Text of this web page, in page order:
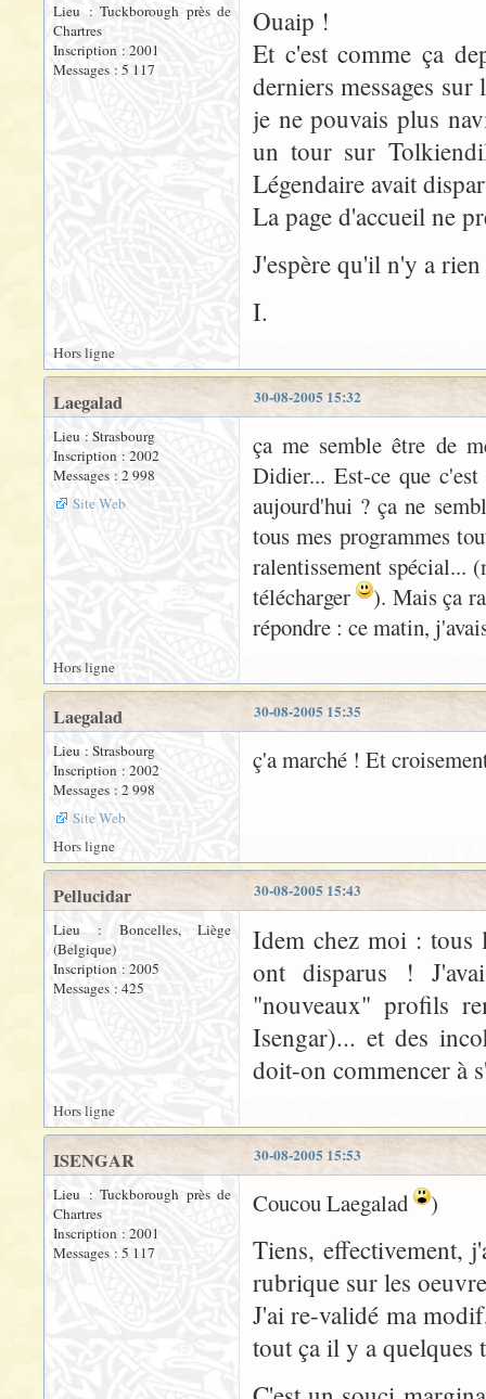
Lieu : Tuckborough près de
Chartres
Inscription : 2001
Messages : 5 117
Ouaip !
Et c'est comme ça
derniers messages
je ne pouvais plus
un tour sur
Légendaire avait
La page d'accueil ne
J'espère qu'il n'y a
I.
Hors ligne
30-08-2005 15:32
Laegalad
Lieu : Strasbourg
Inscription : 2002
Messages : 2 998
Site Web
ça me semble être de
Didier... Est-ce que
aujourd'hui ? ça ne
tous mes programmes
ralentissement spécial...
télécharger ). Mais ça
répondre : ce matin,
Hors ligne
30-08-2005 15:35
Laegalad
Lieu : Strasbourg
Inscription : 2002
Messages : 2 998
Site Web
ç'a marché ! Et
Hors ligne
30-08-2005 15:43
Pellucidar
Lieu : Boncelles, Liège
(Belgique)
Inscription : 2005
Messages : 425
Idem chez moi : tous
ont disparus !
"nouveaux" profils
Isengar)... et des
doit-on commencer à
Hors ligne
30-08-2005 15:53
ISENGAR
Lieu : Tuckborough près de
Chartres
Inscription : 2001
Messages : 5 117
Coucou Laegalad )
Tiens, effectivement,
rubrique sur les
J'ai re-validé ma
tout ça il y a quelques